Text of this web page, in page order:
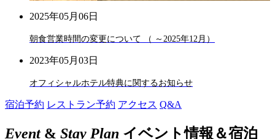
2025年05月06日
朝食営業時間の変更について （ ～2025年12月）
2023年05月03日
オフィシャルホテル特典に関するお知らせ
宿泊予約 レストラン予約 アクセス Q&A
Event& Stay Plan イベント情報＆宿泊